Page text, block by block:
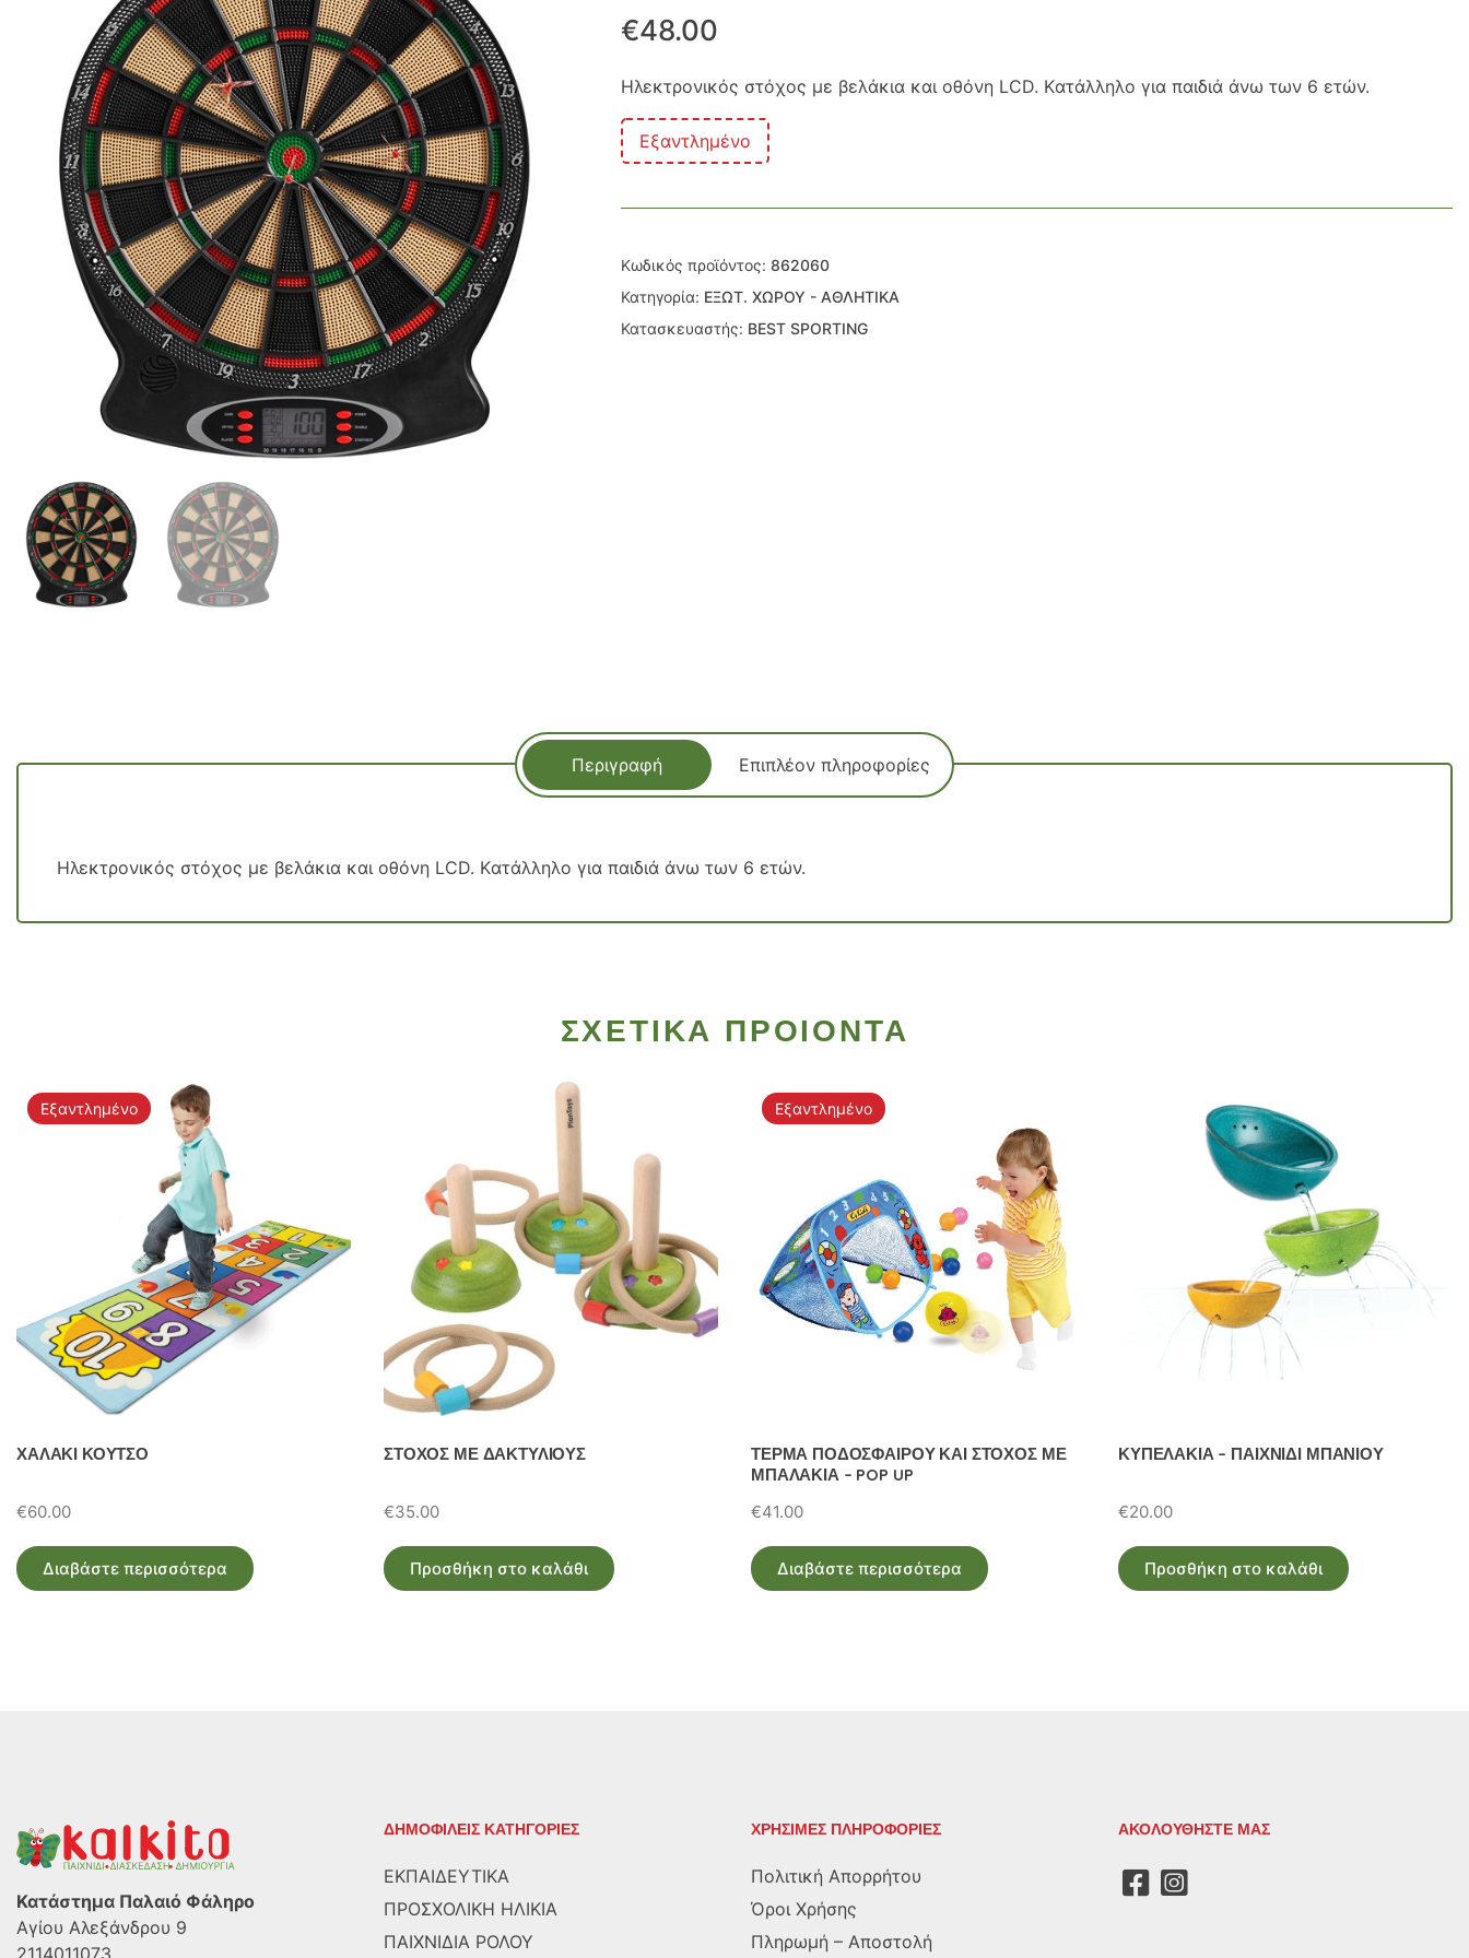
€48.00
Ηλεκτρονικός στόχος με βελάκια και οθόνη LCD. Kατάλληλο για παιδιά άνω των 6 ετών.
Εξαντλημένο
Κωδικός προϊόντος: 862060
Κατηγορία: ΕΞΩΤ. ΧΩΡΟΥ - ΑΘΛΗΤΙΚΑ
Κατασκευαστής: BEST SPORTING
Περιγραφή Επιπλέον πληροφορίες
Ηλεκτρονικός στόχος με βελάκια και οθόνη LCD. Kατάλληλο για παιδιά άνω των 6 ετών.
ΣΧΕΤΙΚΑ ΠΡΟΙΟΝΤΑ
Εξαντλημένο
ΧΑΛΑΚΙ ΚΟΥΤΣΟ
€60.00
Διαβάστε περισσότερα
ΣΤΟΧΟΣ ΜΕ ΔΑΚΤΥΛΙΟΥΣ
€35.00
Προσθήκη στο καλάθι
Εξαντλημένο
ΤΕΡΜΑ ΠΟΔΟΣΦΑΙΡΟΥ ΚΑΙ ΣΤΟΧΟΣ ΜΕ
ΜΠΑΛΑΚΙΑ – POP UP
€41.00
Διαβάστε περισσότερα
ΚΥΠΕΛΑΚΙΑ – ΠΑΙΧΝΙΔΙ ΜΠΑΝΙΟΥ
€20.00
Προσθήκη στο καλάθι
Κατάστημα Παλαιό Φάληρο
Αγίου Αλεξάνδρου 9
2114011073
ΔΗΜΟΦΙΛΕΙΣ ΚΑΤΗΓΟΡΙΕΣ
ΕΚΠΑΙΔΕΥΤΙΚΑ
ΠΡΟΣΧΟΛΙΚΗ ΗΛΙΚΙΑ
ΠΑΙΧΝΙΔΙΑ ΡΟΛΟΥ
ΧΡΗΣΙΜΕΣ ΠΛΗΡΟΦΟΡΙΕΣ
Πολιτική Απορρήτου
Όροι Χρήσης
Πληρωμή – Αποστολή
ΑΚΟΛΟΥΘΗΣΤΕ ΜΑΣ